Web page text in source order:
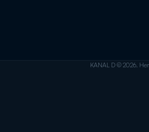
KANAL D © 2026. Her